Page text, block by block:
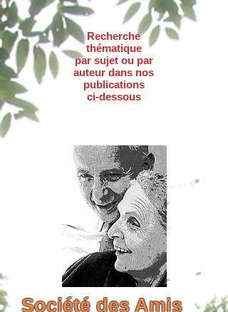
Recherche
thématique
par sujet ou par
auteur dans nos
publications
ci-dessous
Société des Amis